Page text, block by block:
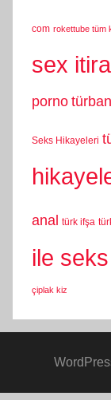
com rokettube tüm
sex
porno
Seks Hikayeleri
anal türk ifşa
ile seks
çiplak kiz